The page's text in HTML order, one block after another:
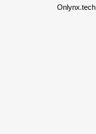
Onlynx.tech